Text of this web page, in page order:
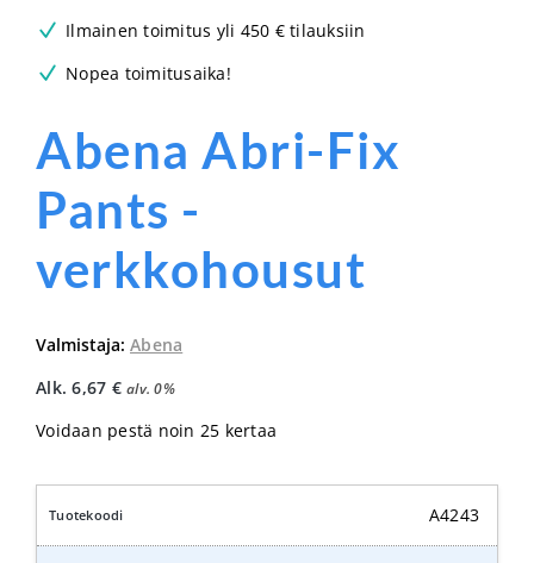
Ilmainen toimitus yli 450 € tilauksiin
Nopea toimitusaika!
Abena Abri-Fix
Pants -
verkkohousut
Valmistaja: Abena
Alk.6,67 € alv. 0%
Voidaan pestä noin 25 kertaa
A4243